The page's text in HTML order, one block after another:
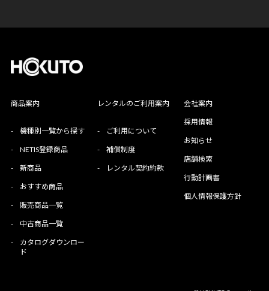
商品案内
- 機種別一覧から探す
- NETIS登録商品
- 新商品
- おすすめ商品
- 販売商品一覧
- 中古商品一覧
-
カタログダウンロー
ド
レンタルのご利用案内
- ご利用について
- 補償制度
- レンタル契約約款
会社案内
採用情報
お知らせ
店舗検索
行動計画書
個人情報保護方針